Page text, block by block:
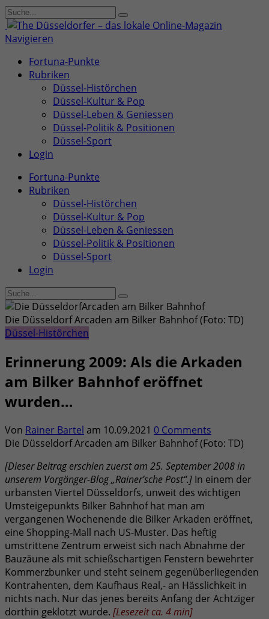
Navigieren
Fortuna-Punkte
Rubriken
Düssel-Histörchen
Düssel-Kultur & Pop
Düssel-Leben & Geniessen
Düssel-Politik & Positionen
Düssel-Sport
Login
Fortuna-Punkte
Rubriken
Düssel-Histörchen
Düssel-Kultur & Pop
Düssel-Leben & Geniessen
Düssel-Politik & Positionen
Düssel-Sport
Login
Die Düsseldorf Arcaden am Bilker Bahnhof (Foto: TD)
Düssel-Histörchen
Erinnerung 2009: Als die Arkaden
am Bilker Bahnhof eröffnet
wurden…
Von Rainer Bartel am 10.09.2021 0 Comments
Die Düsseldorf Arcaden am Bilker Bahnhof (Foto: TD)
[Dieser Beitrag erschien zuerst am 25. September 2008 in
unserem Vorgänger-Blog „Rainer’sche Post“.] In einem der
urbansten Viertel Düsseldorfs, unweit des wichtigen
Umsteigepunkts Bilker Bahnhof hat man am
vergangenen Wochenende die Bilker Arkaden eröffnet,
eine Shopping-Mall nach US-Muster. Das heftig
umstrittene Zentrum erweist sich nach Abnahme der
Bauzäune als mit schießschartigen Fenstern bewehrter
Kommerzbunker und steht seinem gegenüberliegenden
Kontrahenten, dem Kaufhaus Real,- an Hässlichkeit in
nichts nach. Nur das jenes bereits Anfang der Achtziger
dorthin geklotzt wurde. [Lesezeit ca. 4min]